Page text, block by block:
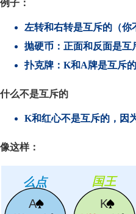
例子：
左转和右转是互斥的（你
抛硬币：正面和反面是互
扑克牌：K和A牌是互斥的
什么不是互斥的
K和红心不是互斥的，因
像这样：